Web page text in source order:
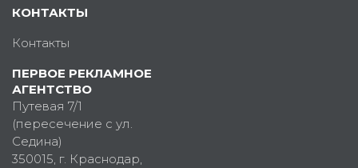
КОНТАКТЫ
Контакты
ПЕРВОЕ РЕКЛАМНОЕ
АГЕНТСТВО
Путевая 7/1
(пересечение с ул.
Седина)
350015, г. Краснодар,